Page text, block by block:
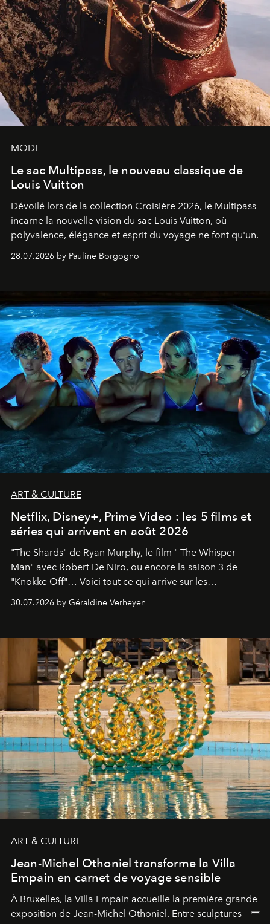
MODE
Le sac Multipass, le nouveau classique de
Louis Vuitton
Dévoilé lors de la collection Croisière 2026, le Multipass
incarne la nouvelle vision du sac Louis Vuitton, où
polyvalence, élégance et esprit du voyage ne font qu'un.
28.07.2026 by Pauline Borgogno
ART & CULTURE
Netflix, Disney+, Prime Video : les 5 films et
séries qui arrivent en août 2026
"The Shards" de Ryan Murphy, le film " The Whisper
Man" avec Robert De Niro, ou encore la saison 3 de
"Knokke Off"… Voici tout ce qui arrive sur les
30.07.2026 by Géraldine Verheyen
ART & CULTURE
Jean-Michel Othoniel transforme la Villa
Empain en carnet de voyage sensible
À Bruxelles, la Villa Empain accueille la première grande
exposition de Jean-Michel Othoniel. Entre sculptures